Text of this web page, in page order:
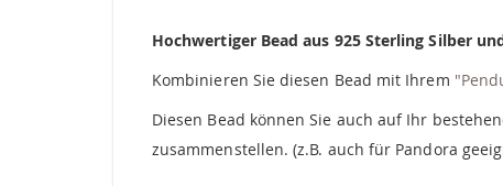
Hochwertiger Bead aus 925 Sterling Silber
Kombinieren Sie diesen Bead mit Ihrem
Diesen Bead können Sie auch auf Ihr
zusammenstellen. (z.B. auch für Pandora